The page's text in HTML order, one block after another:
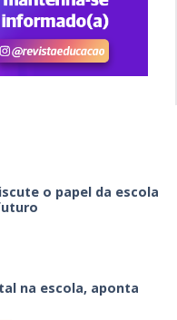
o papel da escola
na escola, aponta